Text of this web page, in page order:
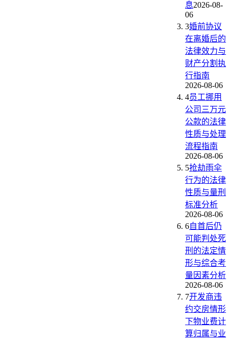
息2026-08-
06
3婚前协议
在离婚后的
法律效力与
财产分割执
行指南
2026-08-06
4员工挪用
公司三万元
公款的法律
性质与处理
流程指南
2026-08-06
5抢劫雨伞
行为的法律
性质与量刑
标准分析
2026-08-06
6自首后仍
可能判处死
刑的法定情
形与综合考
量因素分析
2026-08-06
7开发商违
约交房情形
下物业费计
算归属与业